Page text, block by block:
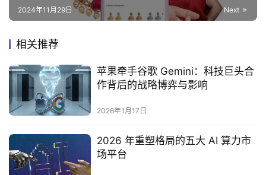
Next
2024年11月29日
相关推荐
苹果牵手谷歌 Gemini：科技巨头合
作背后的战略博弈与影响
2026年1月17日
2026 年重塑格局的五大 AI 算力市
场平台